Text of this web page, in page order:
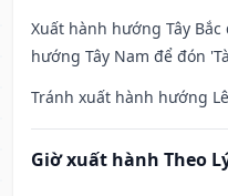
Xuất hành hướng Tây
hướng Tây Nam để đón
Tránh xuất hành hướng
Giờ xuất hành Theo